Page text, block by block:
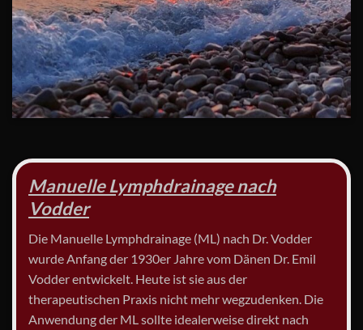
Manuelle Lymphdrainage nach
Vodder
Die Manuelle Lymphdrainage (ML) nach Dr. Vodder
wurde Anfang der 1930er Jahre vom Dänen Dr. Emil
Vodder entwickelt. Heute ist sie aus der
therapeutischen Praxis nicht mehr wegzudenken. Die
Anwendung der ML sollte idealerweise direkt nach